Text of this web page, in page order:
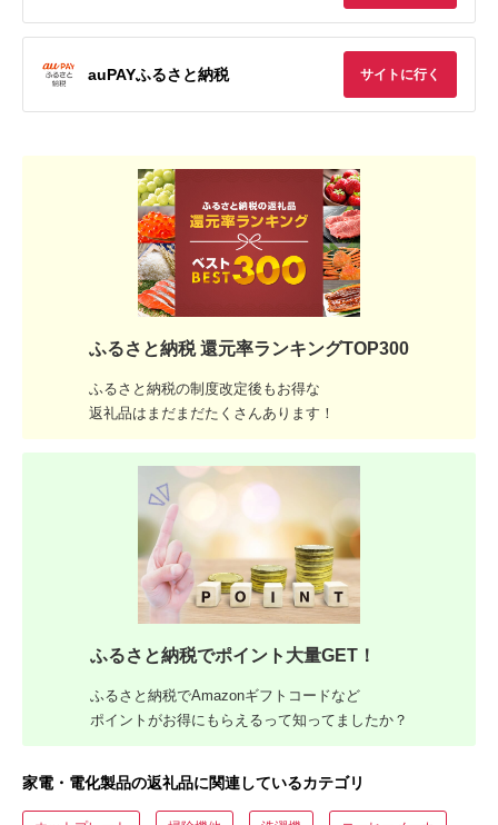
auPAYふるさと納税 サイトに行く
ふるさと納税 還元率ランキングTOP300
ふるさと納税の制度改定後もお得な
返礼品はまだまだたくさんあります！
ふるさと納税でポイント大量GET！
ふるさと納税でAmazonギフトコードなど
ポイントがお得にもらえるって知ってましたか？
家電・電化製品の返礼品に関連しているカテゴリ